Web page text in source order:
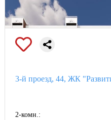
3-й проезд, 44, ЖК
2-комн.: